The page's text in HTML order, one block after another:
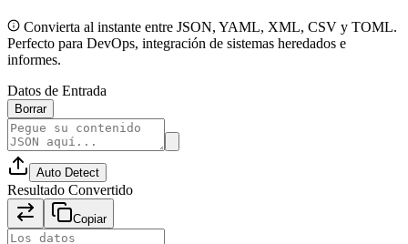
Convierta al instante entre JSON, YAML, XML, CSV y TOML.
Perfecto para DevOps, integración de sistemas heredados e
informes.
Datos de Entrada
Borrar
Auto Detect
Resultado Convertido
Copiar